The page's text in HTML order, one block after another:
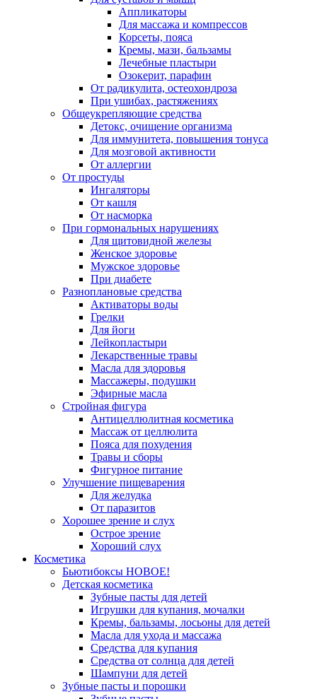
Аппликаторы
Для массажа и компрессов
Корсеты, пояса
Кремы, мази, бальзамы
Лечебные пластыри
Озокерит, парафин
От радикулита, остеохондроза
При ушибах, растяжениях
Общеукрепляющие средства
Детокс, очищение организма
Для иммунитета, повышения тонуса
Для мозговой активности
От аллергии
От простуды
Ингаляторы
От кашля
От насморка
При гормональных нарушениях
Для щитовидной железы
Женское здоровье
Мужское здоровье
При диабете
Разноплановые средства
Активаторы воды
Грелки
Для йоги
Лейкопластыри
Лекарственные травы
Масла для здоровья
Массажеры, подушки
Эфирные масла
Стройная фигура
Антицеллюлитная косметика
Массаж от целлюлита
Пояса для похудения
Травы и сборы
Фигурное питание
Улучшение пищеварения
Для желудка
От паразитов
Хорошее зрение и слух
Острое зрение
Хороший слух
Косметика
Бьютибоксы НОВОЕ!
Детская косметика
Зубные пасты для детей
Игрушки для купания, мочалки
Кремы, бальзамы, лосьоны для детей
Масла для ухода и массажа
Средства для купания
Средства от солнца для детей
Шампуни для детей
Зубные пасты и порошки